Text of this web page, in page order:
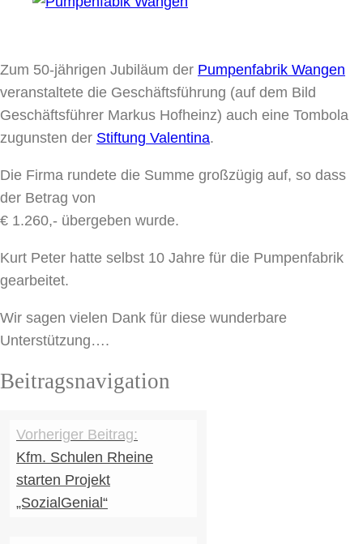
Zum 50-jährigen Jubiläum der Pumpenfabrik Wangen
veranstaltete die Geschäftsführung (auf dem Bild
Geschäftsführer Markus Hofheinz) auch eine Tombola
zugunsten der Stiftung Valentina.
Die Firma rundete die Summe großzügig auf, so dass
der Betrag von
€ 1.260,- übergeben wurde.
Kurt Peter hatte selbst 10 Jahre für die Pumpenfabrik
gearbeitet.
Wir sagen vielen Dank für diese wunderbare
Unterstützung….
Beitragsnavigation
Kfm. Schulen Rheine
starten Projekt
„SozialGenial“